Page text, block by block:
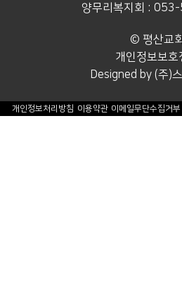
양무리복지회 :
© 평산교회
개인정보보호
Designed by (주)
개인정보처리방침 이용약관 이메일무단수집거부